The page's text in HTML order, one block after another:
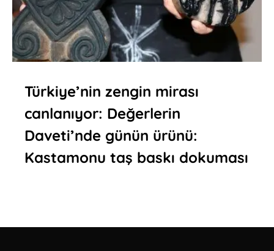
Türkiye’nin zengin mirası
canlanıyor: Değerlerin
Daveti’nde günün ürünü:
Kastamonu taş baskı dokuması